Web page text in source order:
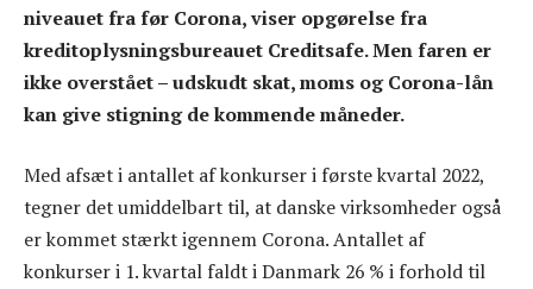
niveauet fra før Corona, viser opgørelse fra
kreditoplysningsbureauet Creditsafe. Men faren er
ikke overstået – udskudt skat, moms og Corona-lån
kan give stigning de kommende måneder.
Med afsæt i antallet af konkurser i første kvartal 2022,
tegner det umiddelbart til, at danske virksomheder også
er kommet stærkt igennem Corona. Antallet af
konkurser i 1. kvartal faldt i Danmark 26 % i forhold til